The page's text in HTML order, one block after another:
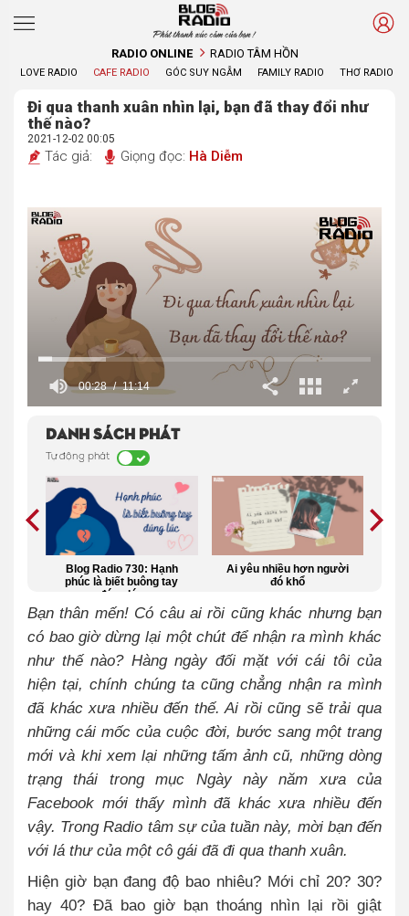
Phát thanh xúc cảm của bạn !
RADIO ONLINE RADIO TÂM HỒN
LOVE RADIO CAFE RADIO GÓC SUY NGẪM FAMILY RADIO THƠ RADIO
Đi qua thanh xuân nhìn lại, bạn đã thay đổi như
thế nào?
2021-12-02 00:05
Tác giả: Giọng đọc: Hà Diễm
00:29 11:14
Danh sách phát
Tự động phát
Blog Radio 730: Hạnh
phúc là biết buông tay
đúng lúc
Ai yêu nhiều hơn người
đó khổ
Bạn thân mến! Có câu ai rồi cũng khác nhưng bạn
có bao giờ dừng lại một chút để nhận ra mình khác
như thế nào? Hàng ngày đối mặt với cái tôi của
hiện tại, chính chúng ta cũng chẳng nhận ra mình
đã khác xưa nhiều đến thế. Ai rồi cũng sẽ trải qua
những cái mốc của cuộc đời, bước sang một trang
mới và khi xem lại những tấm ảnh cũ, những dòng
trạng thái trong mục Ngày này năm xưa của
Facebook mới thấy mình đã khác xưa nhiều đến
vậy. Trong Radio tâm sự của tuần này, mời bạn đến
với lá thư của một cô gái đã đi qua thanh xuân.
Hiện giờ bạn đang độ bao nhiêu? Mới chỉ 20? 30?
hay 40? Đã bao giờ bạn thoáng nhìn lại rồi giật